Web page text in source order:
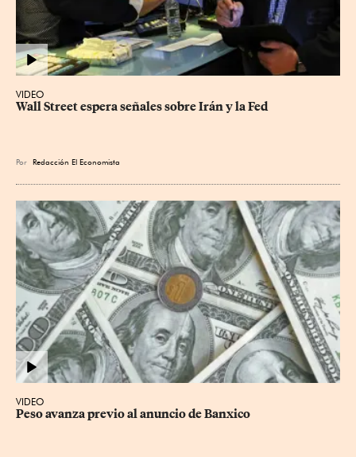
VIDEO
Wall Street espera señales sobre Irán y la Fed
Por Redacción El Economista
VIDEO
Peso avanza previo al anuncio de Banxico